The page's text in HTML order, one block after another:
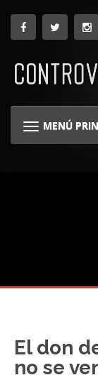
MENÚ
NAVEGACIÓN
El don
no se